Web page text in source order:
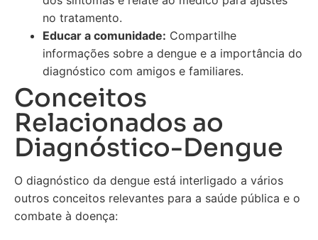
no tratamento.
Educar a comunidade: Compartilhe
informações sobre a dengue e a importância do
diagnóstico com amigos e familiares.
Conceitos
Relacionados ao
Diagnóstico-Dengue
O diagnóstico da dengue está interligado a vários
outros conceitos relevantes para a saúde pública e o
combate à doença: